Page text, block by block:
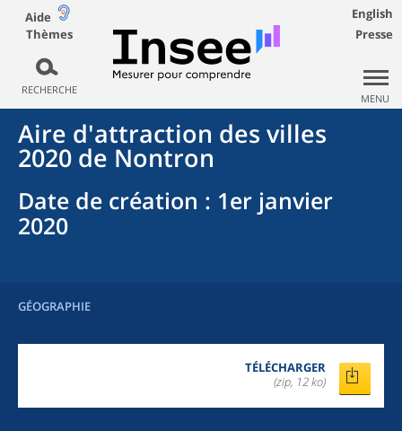
Aide
Thèmes
RECHERCHE
English
Presse
MENU
Aire d'attraction des villes
2020 de Nontron
Date de création : 1er janvier
2020
GÉOGRAPHIE
TÉLÉCHARGER
(zip, 12 ko)